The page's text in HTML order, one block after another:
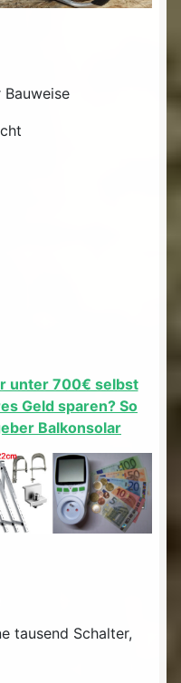
unter 700€ selbst
Geld sparen? So
Balkonsolar
tausend Schalter,